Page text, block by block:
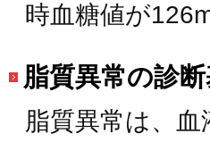
時血糖値が
脂質異常の診
脂質異常は、